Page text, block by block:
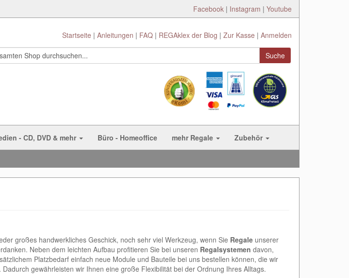
Facebook | Instagram | Youtube
Startseite Anleitungen FAQ REGAklex der Blog Zur Kasse Anmelden
Suche
- CD, DVD & mehr Büro - Homeoffice mehr Regale Zubehör
großes handwerkliches Geschick, noch sehr viel Werkzeug, wenn Sie Regale unserer
Neben dem leichten Aufbau profitieren Sie bei unseren Regalsystemen davon,
Platzbedarf einfach neue Module und Bauteile bei uns bestellen können, die wir
gewährleisten wir Ihnen eine große Flexibilität bei der Ordnung Ihres Alltags.